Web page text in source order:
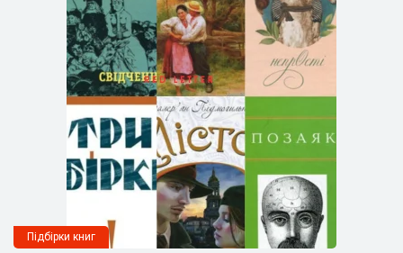
Підбірки книг